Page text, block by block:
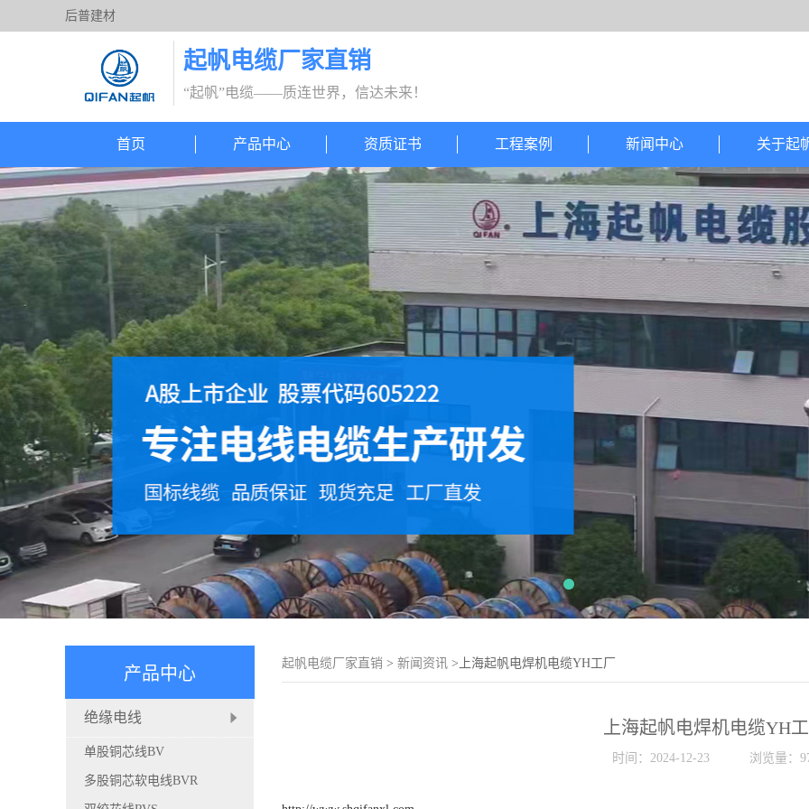
后普建材
起帆电缆厂家直销
“起帆”电缆——质连世界，信达未来！
首页 产品中心 资质证书 工程案例 新闻中心 关于起
起帆电缆厂家直销 > 新闻资讯 >上海起帆电焊机电缆YH工厂
上海起帆电焊机电缆YH
时间：2024-12-23 浏览量：
产品中心
绝缘电线
单股铜芯线BV
多股铜芯软电线BVR